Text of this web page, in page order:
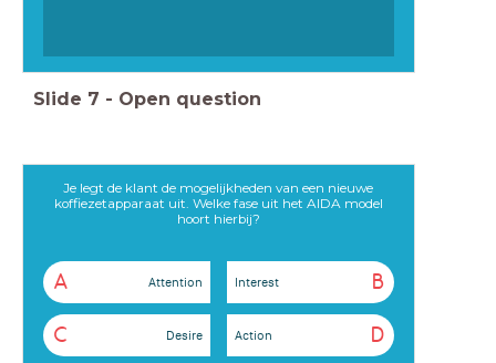
Slide 7 - Open question
Je legt de klant de mogelijkheden van een nieuwe
koffiezetapparaat uit. Welke fase uit het AIDA model
hoort hierbij?
A Attention B
Interest
C Desire D
Action